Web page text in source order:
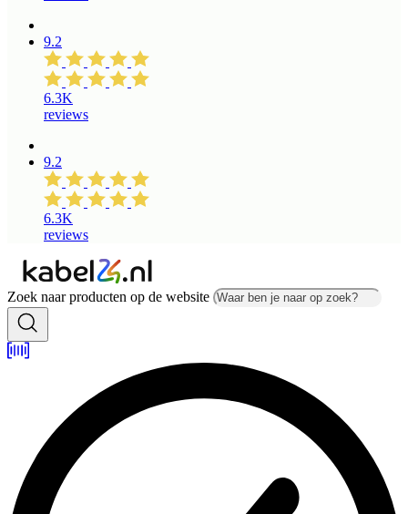
9.2
6.3K
reviews
9.2
6.3K
reviews
Zoek naar producten op de website